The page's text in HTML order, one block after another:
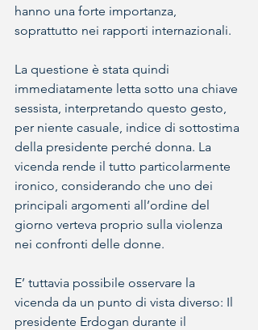
hanno una forte importanza,
soprattutto nei rapporti internazionali.
La questione è stata quindi
immediatamente letta sotto una chiave
sessista, interpretando questo gesto,
per niente casuale, indice di sottostima
della presidente perché donna. La
vicenda rende il tutto particolarmente
ironico, considerando che uno dei
principali argomenti all’ordine del
giorno verteva proprio sulla violenza
nei confronti delle donne.
E’ tuttavia possibile osservare la
vicenda da un punto di vista diverso: Il
presidente Erdogan durante il